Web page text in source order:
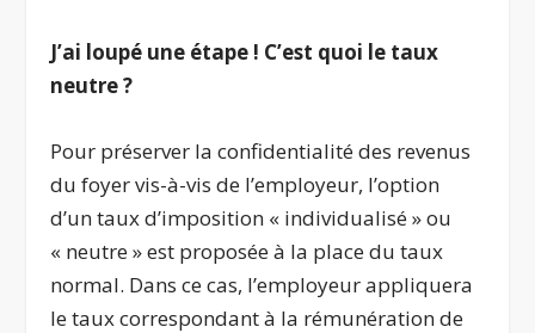
J’ai loupé une étape ! C’est quoi le taux
neutre ?
Pour préserver la confidentialité des revenus
du foyer vis-à-vis de l’employeur, l’option
d’un taux d’imposition « individualisé » ou
« neutre » est proposée à la place du taux
normal. Dans ce cas, l’employeur appliquera
le taux correspondant à la rémunération de